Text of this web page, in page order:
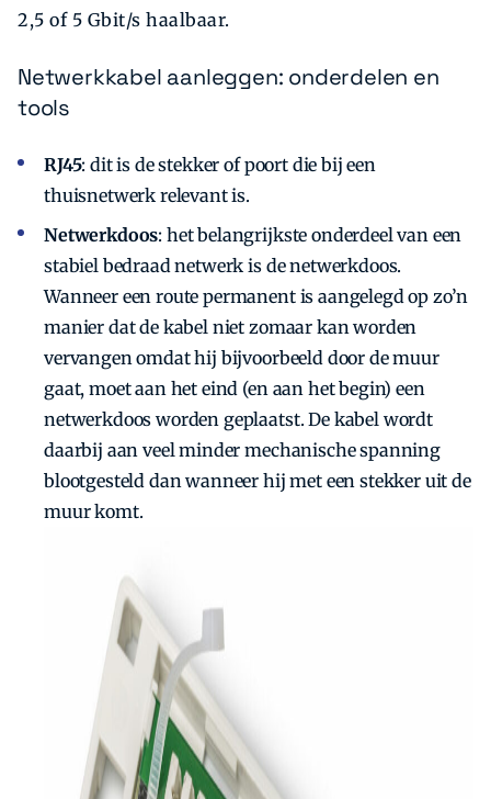
2,5 of 5 Gbit/s haalbaar.
Netwerkkabel aanleggen: onderdelen en
tools
RJ45: dit is de stekker of poort die bij een
thuisnetwerk relevant is.
Netwerkdoos: het belangrijkste onderdeel van een
stabiel bedraad netwerk is de netwerkdoos.
Wanneer een route permanent is aangelegd op zo’n
manier dat de kabel niet zomaar kan worden
vervangen omdat hij bijvoorbeeld door de muur
gaat, moet aan het eind (en aan het begin) een
netwerkdoos worden geplaatst. De kabel wordt
daarbij aan veel minder mechanische spanning
blootgesteld dan wanneer hij met een stekker uit de
muur komt.